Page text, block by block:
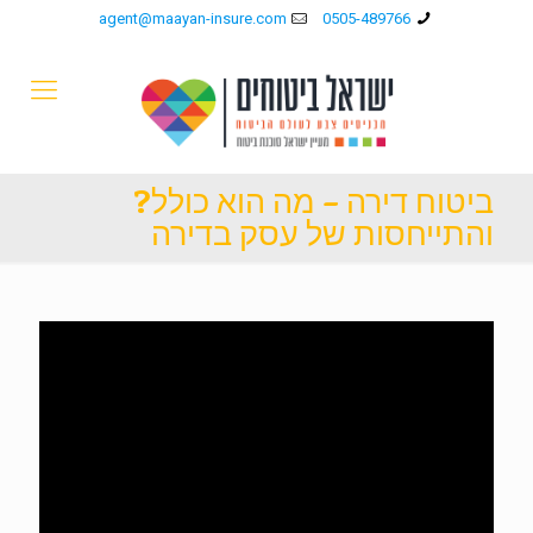
0505-489766
agent@maayan-insure.com
ביטוח דירה – מה הוא כולל?
והתייחסות של עסק בדירה